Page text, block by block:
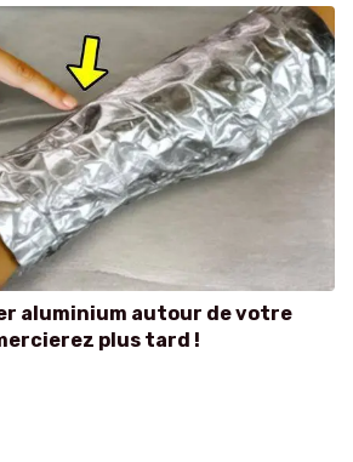
aluminium autour de votre
plus tard !